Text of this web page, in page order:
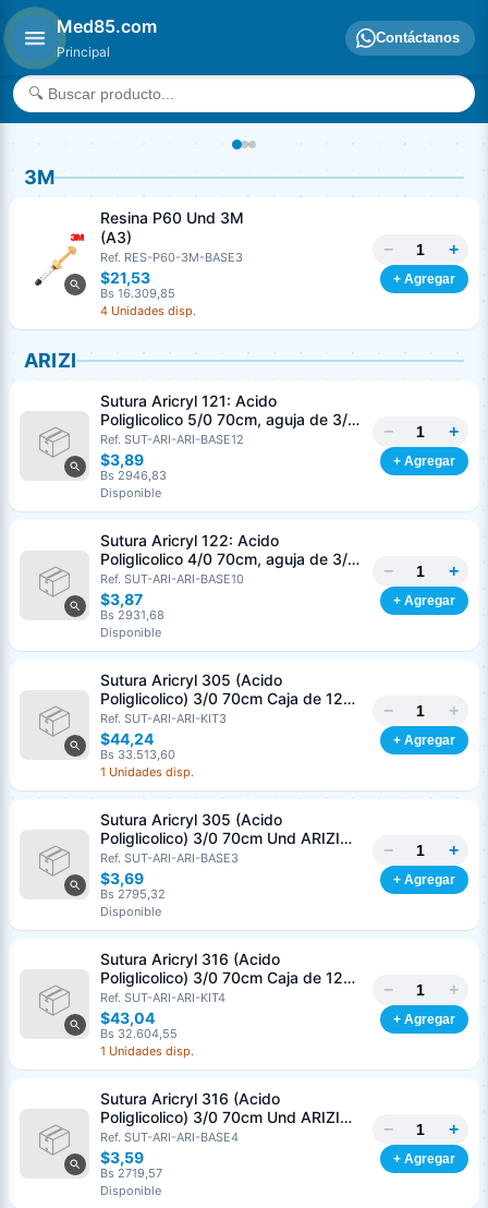
Med85.com
Principal
Contáctanos
3M
Resina P60 Und 3M
(A3)
Ref. RES-P60-3M-BASE3
$21,53
Bs 16.309,85
4 Unidades disp.
− +
+ Agregar
ARIZI
Sutura Aricryl 121: Acido
Poliglicolico 5/0 70cm, aguja de 3/8
Corte Inverso 19mm Und ARIZI
Absorbible
Ref. SUT-ARI-ARI-BASE12
$3,89
Bs 2946,83
Disponible
− +
+ Agregar
Sutura Aricryl 122: Acido
Poliglicolico 4/0 70cm, aguja de 3/8
Corte Inverso 19mm Und ARIZI
Absorbible
Ref. SUT-ARI-ARI-BASE10
$3,87
Bs 2931,68
Disponible
− +
+ Agregar
Sutura Aricryl 305 (Acido
Poliglicolico) 3/0 70cm Caja de 12
Unds ARIZI Aguja de 1/2 Circulo
Punta Conica 17mm
Ref. SUT-ARI-ARI-KIT3
$44,24
Bs 33.513,60
1 Unidades disp.
− +
+ Agregar
Sutura Aricryl 305 (Acido
Poliglicolico) 3/0 70cm Und ARIZI
Aguja de 1/2 Circulo Punta Conica
17mm
Ref. SUT-ARI-ARI-BASE3
$3,69
Bs 2795,32
Disponible
− +
+ Agregar
Sutura Aricryl 316 (Acido
Poliglicolico) 3/0 70cm Caja de 12
Unds ARIZI Aguja de 1/2 Circulo
Punta Conica 26mm
Ref. SUT-ARI-ARI-KIT4
$43,04
Bs 32.604,55
1 Unidades disp.
− +
+ Agregar
Sutura Aricryl 316 (Acido
Poliglicolico) 3/0 70cm Und ARIZI
Aguja de 1/2 Circulo Punta Conica
26mm
Ref. SUT-ARI-ARI-BASE4
$3,59
Bs 2719,57
Disponible
− +
+ Agregar